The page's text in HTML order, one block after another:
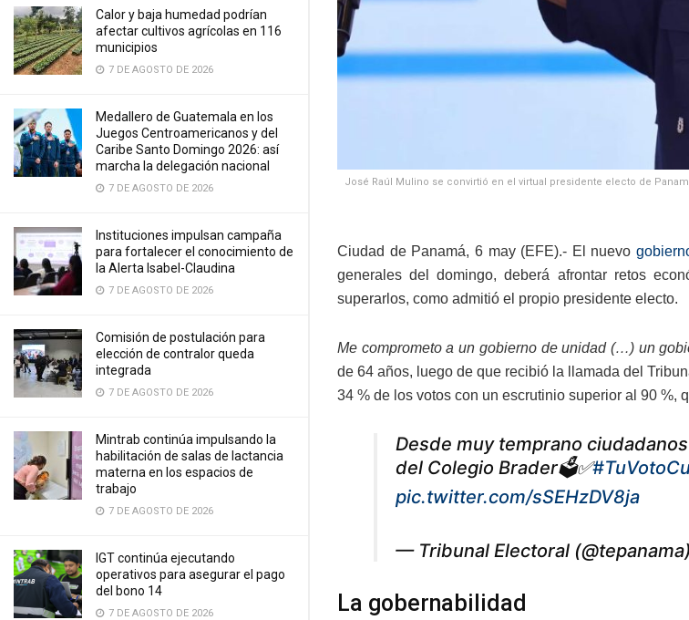
Calor y baja humedad podrían
afectar cultivos agrícolas en 116
municipios
7 DE AGOSTO DE 2026
Medallero de Guatemala en los
Juegos Centroamericanos y del
Caribe Santo Domingo 2026: así
marcha la delegación nacional
7 DE AGOSTO DE 2026
Instituciones impulsan campaña
para fortalecer el conocimiento de
la Alerta Isabel-Claudina
7 DE AGOSTO DE 2026
Comisión de postulación para
elección de contralor queda
integrada
7 DE AGOSTO DE 2026
Mintrab continúa impulsando la
habilitación de salas de lactancia
materna en los espacios de
trabajo
7 DE AGOSTO DE 2026
IGT continúa ejecutando
operativos para asegurar el pago
del bono 14
7 DE AGOSTO DE 2026
José Raúl Mulino se convirtió en el virtual presidente electo de
Ciudad de Panamá, 6 may (EFE).- El nuevo
generales del domingo, deberá afrontar retos
superarlos, como admitió el propio presidente electo.
Me comprometo a un gobierno de unidad (…) un
de 64 años, luego de que recibió la llamada del
34 % de los votos con un escrutinio superior al 90 %,
Desde muy temprano
del Colegio Brader🗳️✅
pic.twitter.com/sSEHzDV8ja
— Tribunal Electoral (@tepanama)
La gobernabilidad